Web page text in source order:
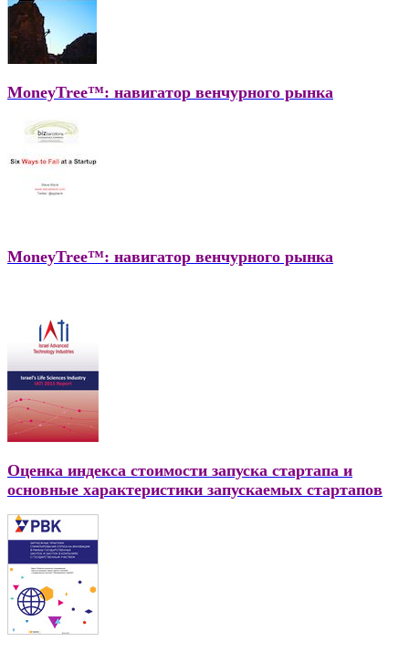
MoneyTree™: навигатор венчурного рынка
MoneyTree™: навигатор венчурного рынка
Оценка индекса стоимости запуска стартапа и
основные характеристики запускаемых стартапов